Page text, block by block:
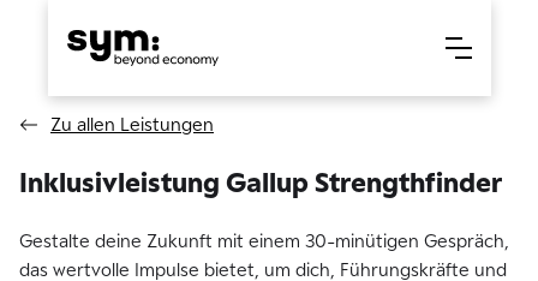
Zu allen Leistungen
Inklusivleistung Gallup Strengthfinder
Gestalte deine Zukunft mit einem 30-minütigen Gespräch,
das wertvolle Impulse bietet, um dich, Führungskräfte und